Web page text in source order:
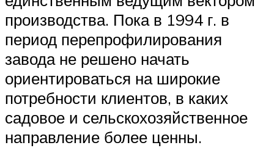
производства. Пока в 1994 г. в
период перепрофилирования
завода не решено начать
ориентироваться на широкие
потребности клиентов, в каких
садовое и сельскохозяйственное
направление более ценны.